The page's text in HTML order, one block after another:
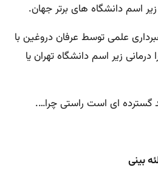
اسم دانشگاه های برتر جهان.
علمی توسط عرفان دروغین با
درمانی زیر اسم دانشگاه تهران یا
گسترده ای است راستی چرا….
بینی